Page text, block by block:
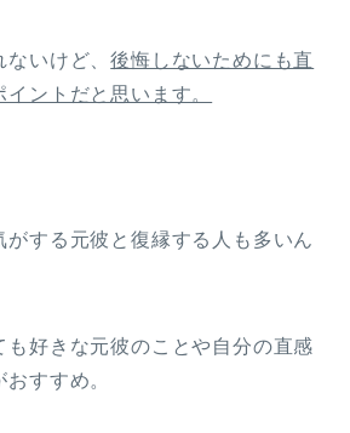
ないけど、後悔しないためにも直
ントだと思います。
がする元彼と復縁する人も多いん
も好きな元彼のことや自分の直感
すすめ。